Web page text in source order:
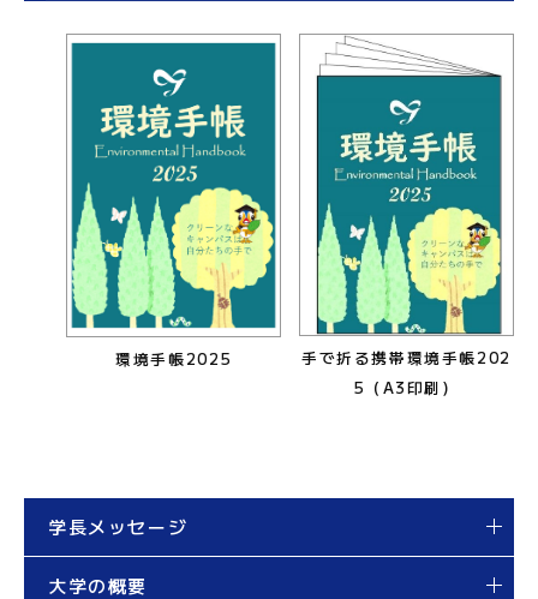
学長メッセージ
大学の概要
環境手帳2025
手で折る携帯環境手帳202
5（A3印刷）